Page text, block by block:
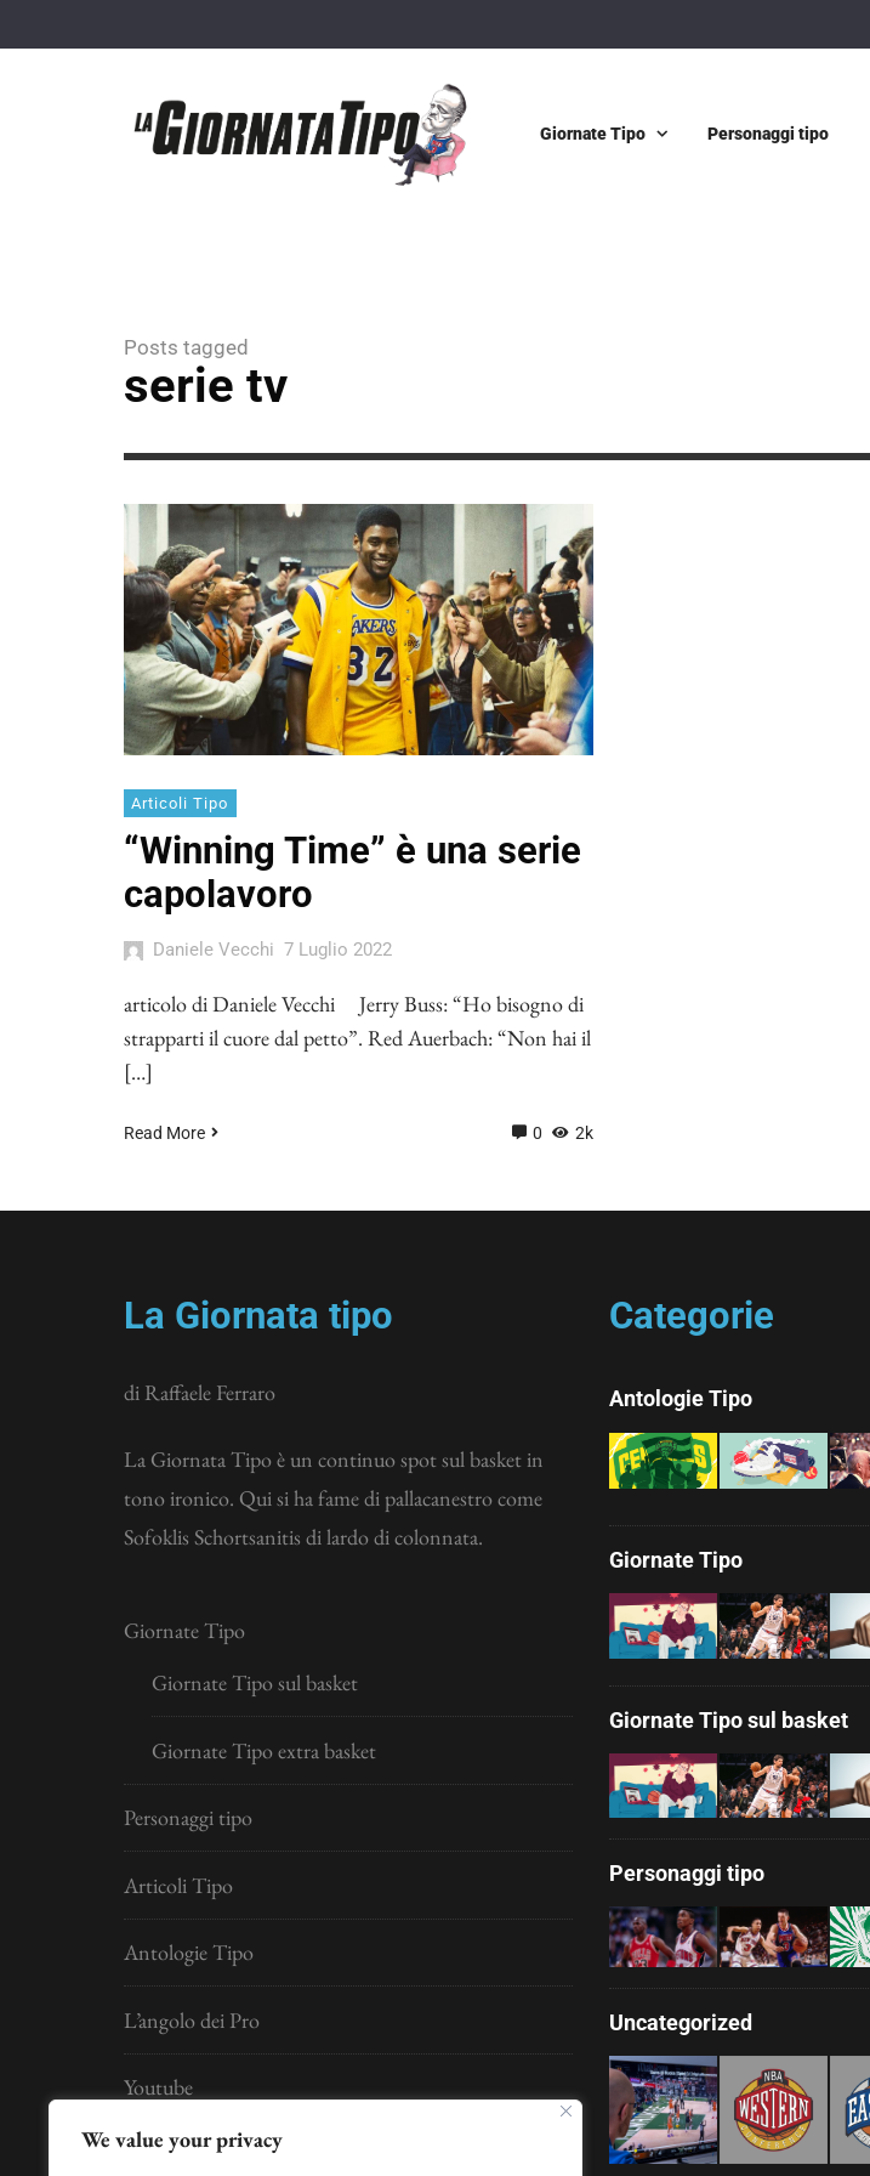
We value your privacy
Giornate Tipo Personaggi tipo
Posts tagged
serie tv
Articoli Tipo
“Winning Time” è una serie
capolavoro
Daniele Vecchi 7 Luglio 2022
articolo di Daniele Vecchi Jerry Buss: “Ho bisogno di
strapparti il cuore dal petto”. Red Auerbach: “Non hai il
[…]
Read More 0 2k
La Giornata tipo
di Raffaele Ferraro
La Giornata Tipo è un continuo spot sul basket in
tono ironico. Qui si ha fame di pallacanestro come
Sofoklis Schortsanitis di lardo di colonnata.
Giornate Tipo
Giornate Tipo sul basket
Giornate Tipo extra basket
Personaggi tipo
Articoli Tipo
Antologie Tipo
L’angolo dei Pro
Youtube
Categorie
Antologie Tipo
Giornate Tipo
Giornate Tipo sul basket
Personaggi tipo
Uncategorized